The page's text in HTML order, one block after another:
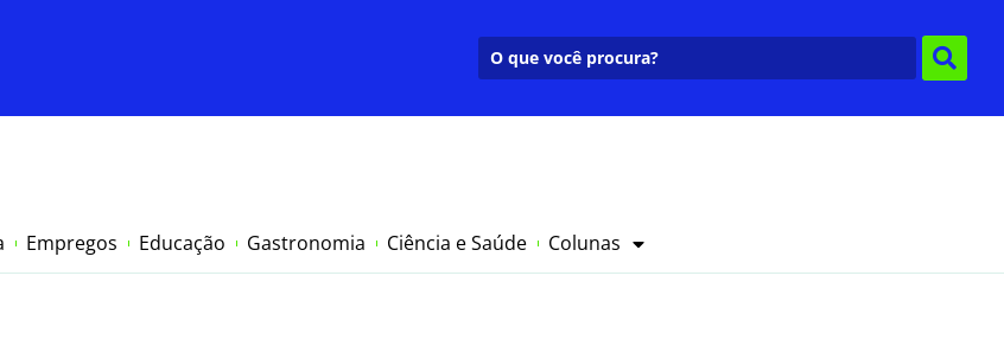
Empregos Educação Gastronomia Ciência e Saúde Colunas